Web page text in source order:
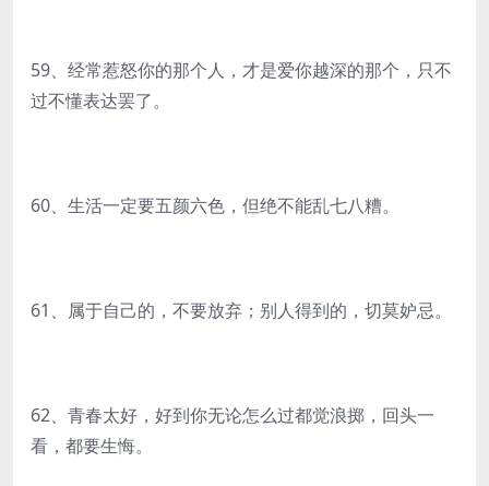
59、经常惹怒你的那个人，才是爱你越深的那个，只不
过不懂表达罢了。
60、生活一定要五颜六色，但绝不能乱七八糟。
61、属于自己的，不要放弃；别人得到的，切莫妒忌。
62、青春太好，好到你无论怎么过都觉浪掷，回头一
看，都要生悔。